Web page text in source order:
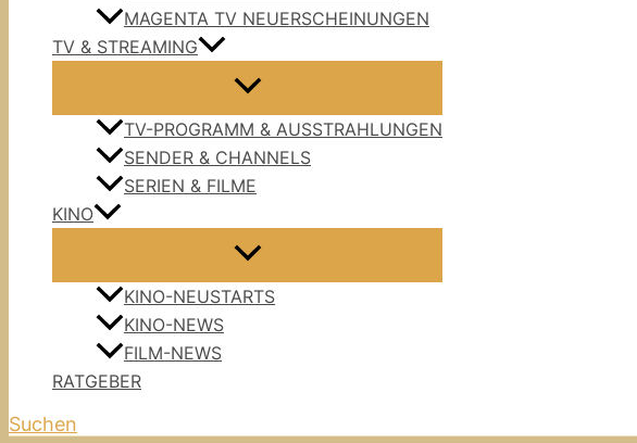
MAGENTA TV NEUERSCHEINUNGEN
TV & STREAMING
TV-PROGRAMM & AUSSTRAHLUNGEN
SENDER & CHANNELS
SERIEN & FILME
KINO
KINO-NEUSTARTS
KINO-NEWS
FILM-NEWS
RATGEBER
Suchen